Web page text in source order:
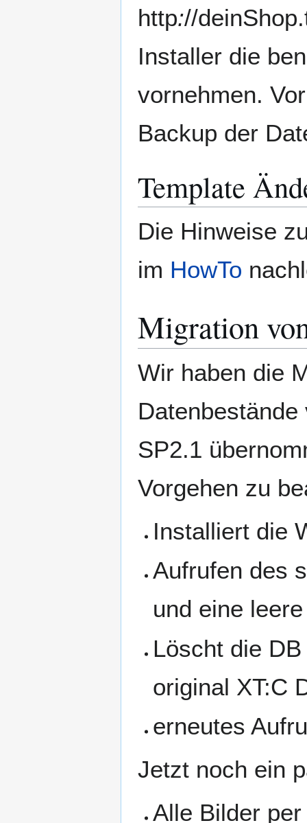
http://
Installer die
vornehmen.
Backup der
Template
Die Hinweise
im HowTo
Migration
Wir haben die
SP2.1
Vorgehen zu
Installiert die
Aufrufen des
und eine
Löscht die
original XT:C
erneutes
Jetzt noch ein
Alle Bilder